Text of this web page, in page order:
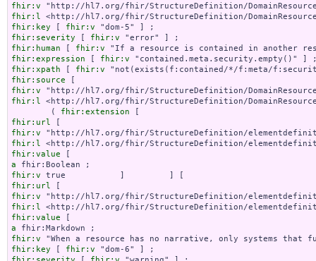
fhir:v
fhir:l
fhir:key [ fhir:v
fhir:severity [ fhir:v
fhir:human [ fhir:v
fhir:expression [ fhir:v
fhir:xpath [ fhir:v
fhir:source
fhir:v
fhir:l <http://hl7.org/fhir/StructureDefinition/
        (
fhir:extension
fhir:url
fhir:v
fhir:l
fhir:value
a
fhir:v
fhir:url
fhir:v
fhir:l
fhir:value
a
fhir:v
fhir:key [ fhir:v